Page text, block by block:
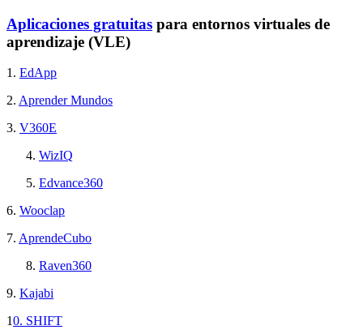
Aplicaciones gratuitas para entornos virtuales de
aprendizaje (VLE)
1. EdApp
2. Aprender Mundos
3. V360E
WizIQ
Edvance360
6. Wooclap
7. AprendeCubo
Raven360
9. Kajabi
10. SHIFT